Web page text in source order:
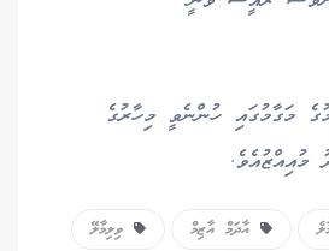
މަގާމުގައި ހުންނެވީ މިހާރުގެ
މުއިއްޒުއެވެ.
އާދަމް އާޒިމް
ވިލިމާލޭ